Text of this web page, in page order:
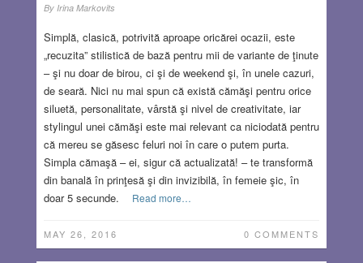
By Irina Markovits
Simplă, clasică, potrivită aproape oricărei ocazii, este
„recuzita” stilistică de bază pentru mii de variante de ţinute
– şi nu doar de birou, ci şi de weekend şi, în unele cazuri,
de seară. Nici nu mai spun că există cămăşi pentru orice
siluetă, personalitate, vârstă şi nivel de creativitate, iar
stylingul unei cămăşi este mai relevant ca niciodată pentru
că mereu se găsesc feluri noi în care o putem purta.
Simpla cămaşă – ei, sigur că actualizată! – te transformă
din banală în prinţesă şi din invizibilă, în femeie şic, în
doar 5 secunde.
Read more…
MAY 26, 2016 0 COMMENTS